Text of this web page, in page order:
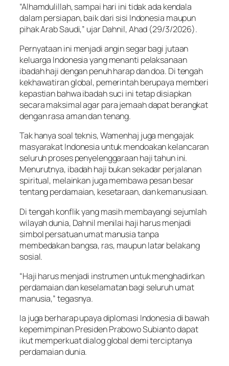
“Alhamdulillah, sampai hari ini tidak ada kendala
dalam persiapan, baik dari sisi Indonesia maupun
pihak Arab Saudi,” ujar Dahnil, Ahad (29/3/2026).
Pernyataan ini menjadi angin segar bagi jutaan
keluarga Indonesia yang menanti pelaksanaan
ibadah haji dengan penuh harap dan doa. Di tengah
kekhawatiran global, pemerintah berupaya memberi
kepastian bahwa ibadah suci ini tetap disiapkan
secara maksimal agar para jemaah dapat berangkat
dengan rasa aman dan tenang.
Tak hanya soal teknis, Wamenhaj juga mengajak
masyarakat Indonesia untuk mendoakan kelancaran
seluruh proses penyelenggaraan haji tahun ini.
Menurutnya, ibadah haji bukan sekadar perjalanan
spiritual, melainkan juga membawa pesan besar
tentang perdamaian, kesetaraan, dan kemanusiaan.
Di tengah konflik yang masih membayangi sejumlah
wilayah dunia, Dahnil menilai haji harus menjadi
simbol persatuan umat manusia tanpa
membedakan bangsa, ras, maupun latar belakang
sosial.
“Haji harus menjadi instrumen untuk menghadirkan
perdamaian dan keselamatan bagi seluruh umat
manusia,” tegasnya.
Ia juga berharap upaya diplomasi Indonesia di bawah
kepemimpinan Presiden Prabowo Subianto dapat
ikut memperkuat dialog global demi terciptanya
perdamaian dunia.